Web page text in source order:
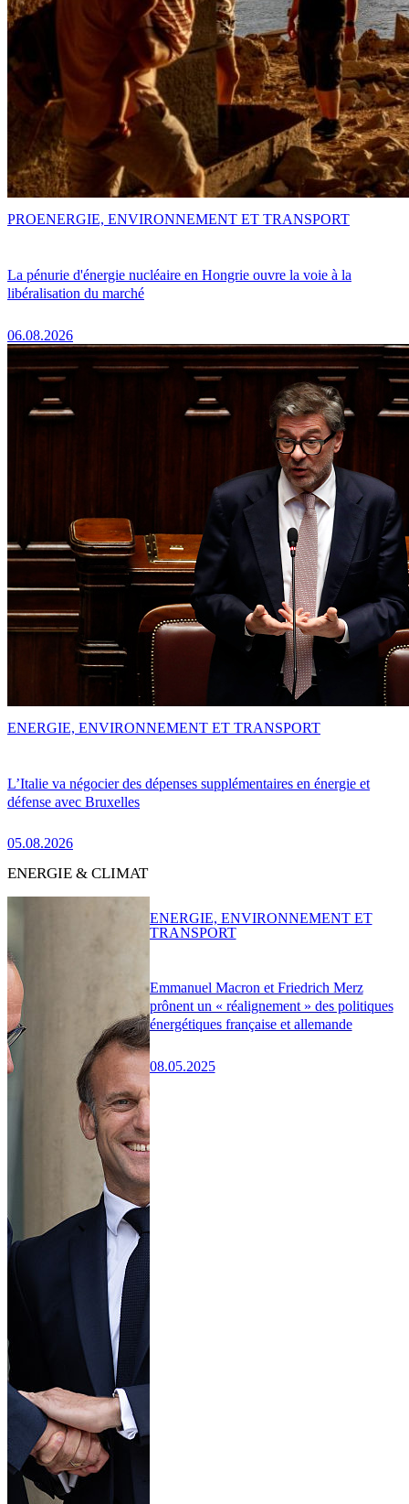
La pénurie d'énergie nucléaire en Hongrie ouvre la voie à la
libéralisation du marché
06.08.2026
PROENERGIE, ENVIRONNEMENT ET TRANSPORT
L’Italie va négocier des dépenses supplémentaires en énergie et
défense avec Bruxelles
05.08.2026
ENERGIE, ENVIRONNEMENT ET TRANSPORT
ENERGIE & CLIMAT
Emmanuel Macron et Friedrich Merz
prônent un « réalignement » des politiques
énergétiques française et allemande
08.05.2025
ENERGIE, ENVIRONNEMENT ET
TRANSPORT